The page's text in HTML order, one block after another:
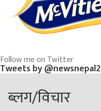
Follow me on Twitter
Tweets by @newsnepal2
ब्लग/विचार